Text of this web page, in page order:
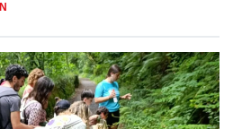
protagonista